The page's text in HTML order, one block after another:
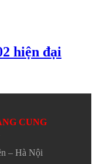
hiện đại
CUNG
– Hà Nội